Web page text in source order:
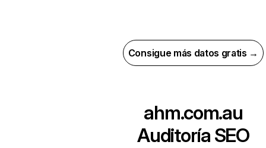
Consigue más datos gratis →
ahm.com.au
Auditoría SEO